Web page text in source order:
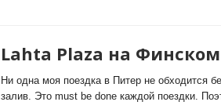
Lahta Plaza на
Ни одна моя поездка в Питер не обходится
залив. Это must be done каждой поездки.